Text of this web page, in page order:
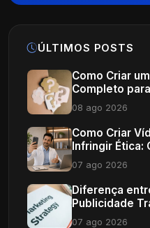
ÚLTIMOS POSTS
Como Criar
Completo
08 ago 2026
Como Criar
Infringir Ética:
Profissionais
07 ago 2026
Diferença
Publicidade
Completo
07 ago 2026